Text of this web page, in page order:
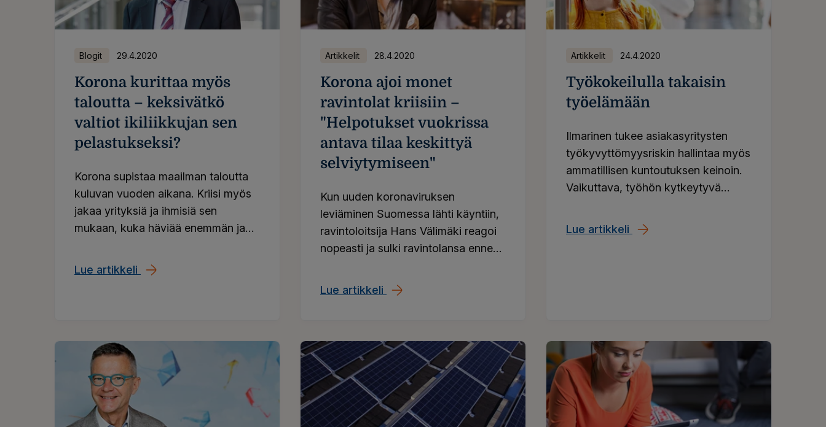
Blogit 29.4.2020
Korona kurittaa myös
taloutta – keksivätkö
valtiot ikiliikkujan sen
pelastukseksi?
Korona supistaa maailman taloutta
kuluvan vuoden aikana. Kriisi myös
jakaa yrityksiä ja ihmisiä sen
mukaan, kuka häviää enemmän ja
Lue artikkeli
Korona kurittaa myös taloutta – keksivätkö valtiot ikiliikkujan sen pelastukseksi?
Artikkelit 28.4.2020
Korona ajoi monet
ravintolat kriisiin –
"Helpotukset vuokrissa
antava tilaa keskittyä
selviytymiseen"
Kun uuden koronaviruksen
leviäminen Suomessa lähti käyntiin,
ravintoloitsija Hans Välimäki reagoi
nopeasti ja sulki ravintolansa ennen
helpotukset vuokran maksussa
antavat tilaa keskittyä olennaiseen
Lue artikkeli Korona ajoi monet ravintolat kriisiin – "Helpotukset vuokrissa antava tilaa keskittyä
Artikkelit 24.4.2020
Työkokeilulla takaisin
työelämään
Ilmarinen tukee asiakasyritysten
työkyvyttömyysriskin hallintaa myös
ammatillisen kuntoutuksen keinoin.
Vaikuttava, työhön kytkeytyvä
mahdollisuuden parempaan
Lue artikkeli Työkokeilulla takaisin työelämään